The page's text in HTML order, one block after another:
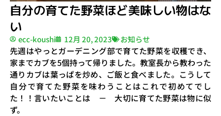
自分の育てた野菜ほど美味しい物はな
い
ecc-koushi 12月 20, 2023 お知らせ
先週はやっとガーデニング部で育てた野菜を収穫でき、
家までカブを5個持って帰りました。教室長から教わった
通りカブは葉っぱを炒め、ご飯と食べました。こうして
自分で育てた野菜を味わうことはこれで初めてでし
た！！言いたいことは － 大切に育てた野菜は物に似
ず。